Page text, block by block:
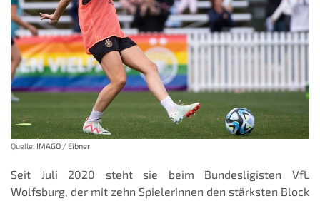
Quelle: IMAGO / Eibner
Seit Juli 2020 steht sie beim Bundesligisten VfL
Wolfsburg, der mit zehn Spielerinnen den stärksten Block